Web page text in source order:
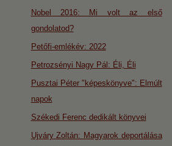
Nobel 2016: Mi volt az első
gondolatod?
Petőfi-emlékév: 2022
Petrozsényi Nagy Pál: Éli, Éli
Pusztai Péter "képeskönyve": Elmúlt
napok
Székedi Ferenc dedikált könyvei
Ujváry Zoltán: Magyarok deportálása